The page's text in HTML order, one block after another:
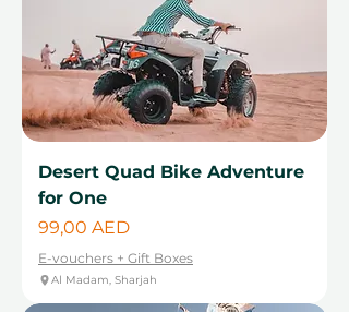
Desert Quad Bike Adventure
for One
Цена
99,00 AED
E-vouchers + Gift Boxes
Al Madam, Sharjah